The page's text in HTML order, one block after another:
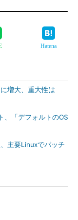
Hatena
増大、重大性は
、「デフォルトのOS
主要Linuxでパッチ